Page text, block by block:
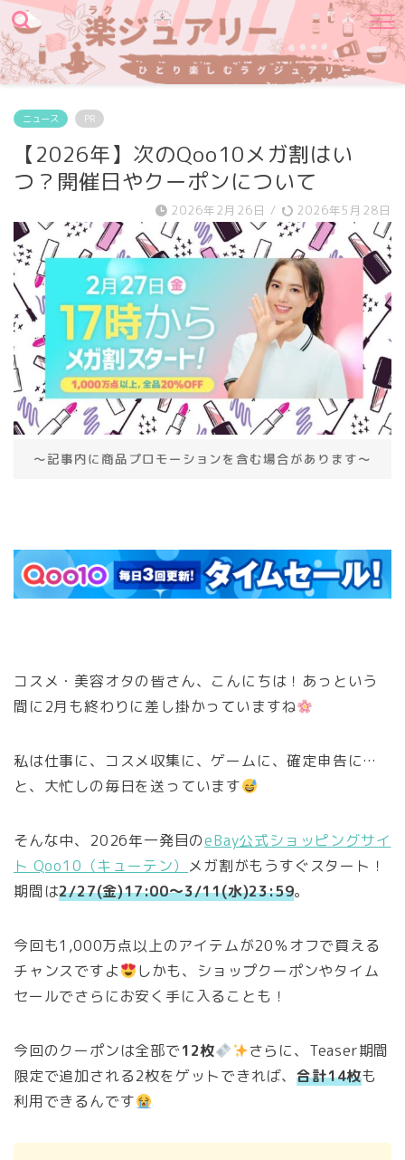
ニュース PR
【2026年】次のQoo10メガ割はい
つ？開催日やクーポンについて
2026年2月26日 / 2026年5月28日
～記事内に商品プロモーションを含む場合があります～
コスメ・美容オタの皆さん、こんにちは！あっという
間に2月も終わりに差し掛かっていますね
私は仕事に、コスメ収集に、ゲームに、確定申告に…
と、大忙しの毎日を送っています
そんな中、2026年一発目のeBay公式ショッピングサイ
ト Qoo10（キューテン） メガ割がもうすぐスタート！
期間は2/27(金)17:00～3/11(水)23:59。
今回も1,000万点以上のアイテムが20％オフで買える
チャンスですよ
しかも、ショップクーポンやタイム
セールでさらにお安く手に入ることも！
今回のクーポンは全部で12枚
さらに、Teaser期間
限定で追加される2枚をゲットできれば、合計14枚も
利用できるんです